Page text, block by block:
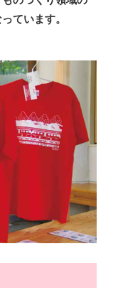
ています。